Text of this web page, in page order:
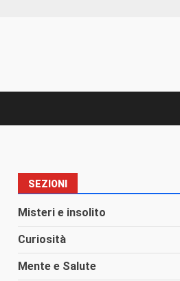
SEZIONI
Misteri e insolito
Curiosità
Mente e Salute